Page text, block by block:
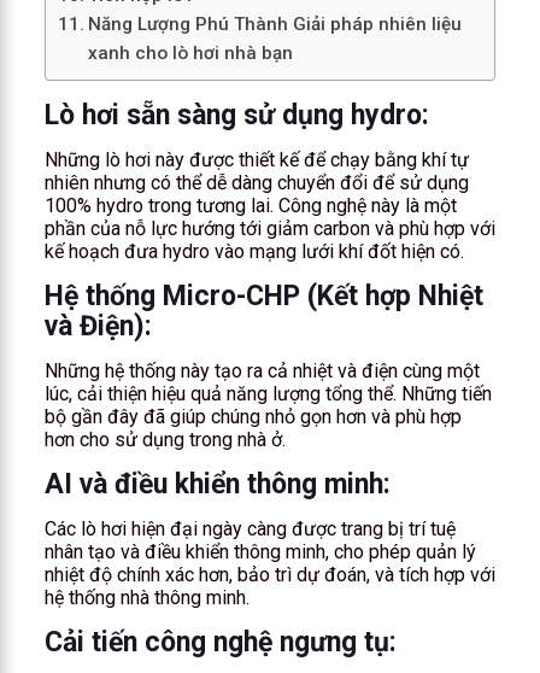
Năng Lượng Phú Thành Giải pháp nhiên liệu
xanh cho lò hơi nhà bạn
Lò hơi sẵn sàng sử dụng hydro:
Những lò hơi này được thiết kế để chạy bằng khí tự
nhiên nhưng có thể dễ dàng chuyển đổi để sử dụng
100% hydro trong tương lai. Công nghệ này là một
phần của nỗ lực hướng tới giảm carbon và phù hợp với
kế hoạch đưa hydro vào mạng lưới khí đốt hiện có.
Hệ thống Micro-CHP (Kết hợp Nhiệt
và Điện):
Những hệ thống này tạo ra cả nhiệt và điện cùng một
lúc, cải thiện hiệu quả năng lượng tổng thể. Những tiến
bộ gần đây đã giúp chúng nhỏ gọn hơn và phù hợp
hơn cho sử dụng trong nhà ở.
AI và điều khiển thông minh:
Các lò hơi hiện đại ngày càng được trang bị trí tuệ
nhân tạo và điều khiển thông minh, cho phép quản lý
nhiệt độ chính xác hơn, bảo trì dự đoán, và tích hợp với
hệ thống nhà thông minh.
Cải tiến công nghệ ngưng tụ: